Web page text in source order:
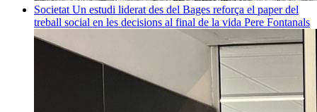
Societat Un estudi liderat des del Bages reforça el paper del
treball social en les decisions al final de la vida Pere Fontanals